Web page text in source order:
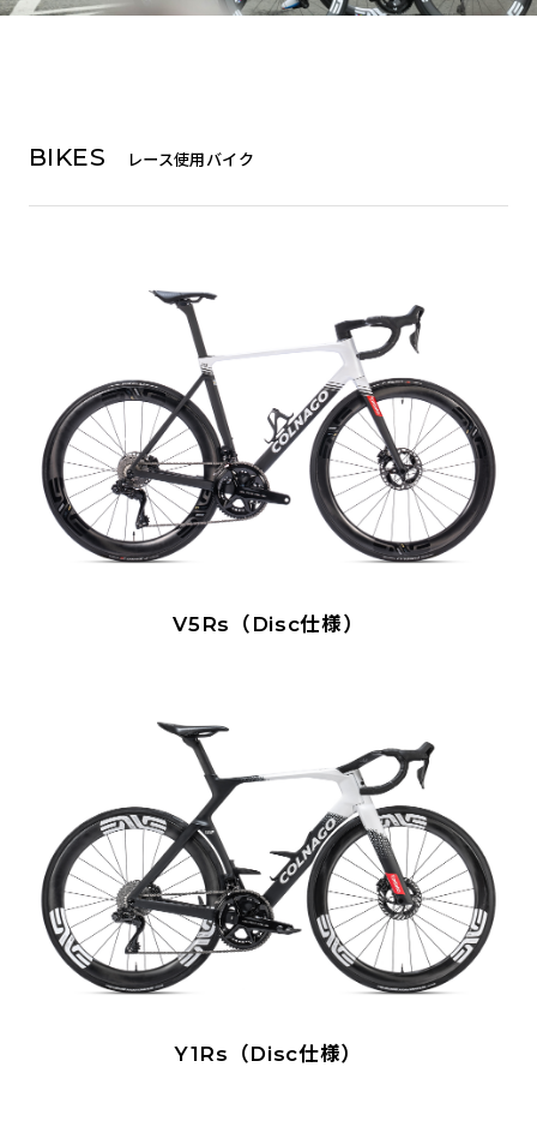
BIKES レース使用バイク
V5Rs（Disc仕様）
Y1Rs（Disc仕様）